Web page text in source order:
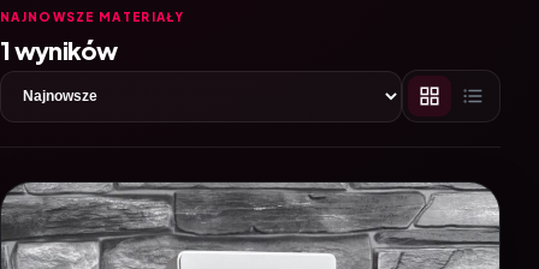
NAJNOWSZE MATERIAŁY
1 wyników